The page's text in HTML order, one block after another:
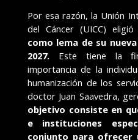
Por esa razón, la Unión
del Cáncer (UICC) eligió
como lema de su
2027. Este tiene la
importancia de la
humanización de los
doctor Juan Saavedra,
objetivo consiste en
e instituciones
conjunto para